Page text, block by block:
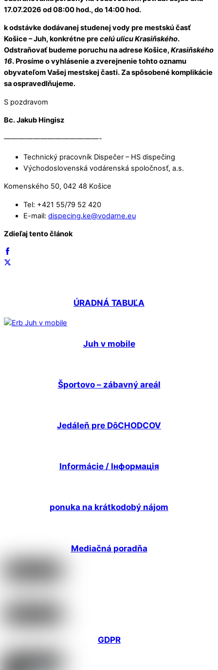
17.07.2026 od 08:00 hod., do 14:00 hod.
k odstávke dodávanej studenej vody pre mestskú časť
Košice – Juh, konkrétne pre celú ulicu Krasiňského.
Odstraňovať budeme poruchu na adrese Košice,Krasiňského
16. Prosíme o vyhlásenie a zverejnenie tohto oznamu
obyvateľom Vašej mestskej časti. Za spôsobené komplikácie
sa ospravedlňujeme.
S pozdravom
Bc. Jakub Hingisz
—————————————-
Technický pracovník Dispečer – HS dispečing
Východoslovenská vodárenská spoločnosť, a.s.
Komenského 50, 042 48 Košice
Tel: +421 55/79 52 420
E-mail: dispecing.ke@vodarne.eu
Zdieľaj tento článok
ÚRADNÁ TABUĽA
Juh v mobile
Športovo – zábavný areál
Jedáleň pre DôCHODCOV
Informácie / Інформація
ponuka na krátkodobý nájom
Mediačná poradňa
GDPR